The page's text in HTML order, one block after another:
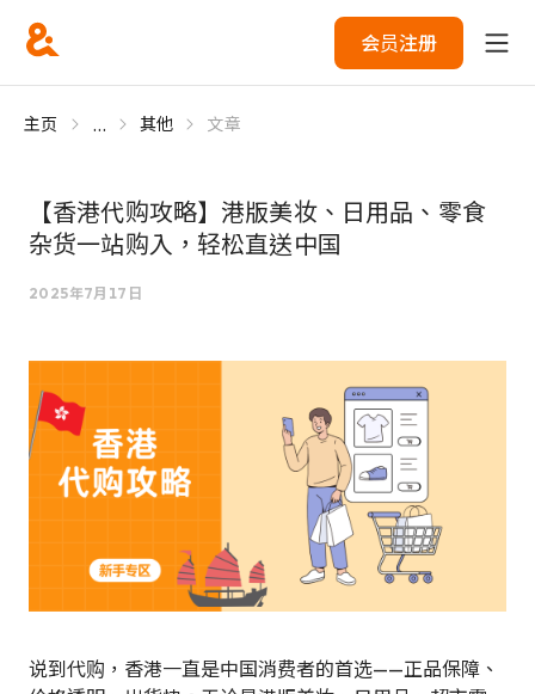
会员注册
主页 ... 其他 文章
【香港代购攻略】港版美妆、日用品、零食
杂货一站购入，轻松直送中国
2025年7月17日
说到代购，香港一直是中国消费者的首选——正品保障、